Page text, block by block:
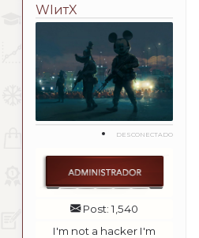
WIитX
DESCONECTADO
Post: 1,540
I'm not a hacker I'm